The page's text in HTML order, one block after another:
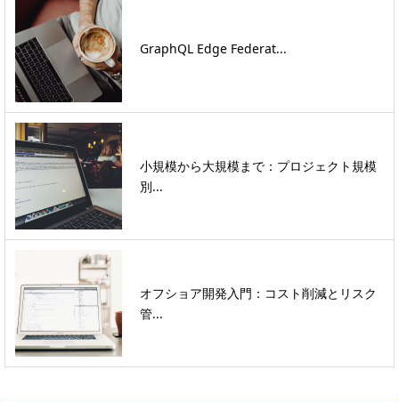
GraphQL Edge Federat...
小規模から大規模まで：プロジェクト規模
別...
オフショア開発入門：コスト削減とリスク
管...